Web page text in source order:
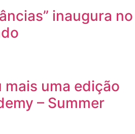
inaugura no
mais uma edição
– Summer